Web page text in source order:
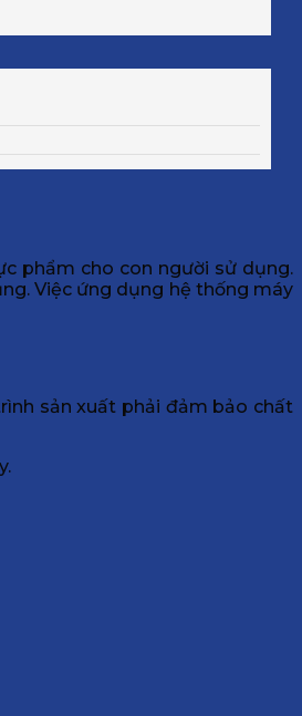
phẩm cho con người sử dụng.
Việc ứng dụng hệ thống máy
sản xuất phải đảm bảo chất